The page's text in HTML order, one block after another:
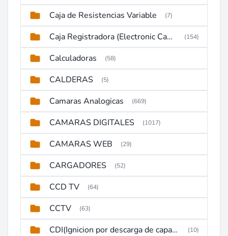
Caja de Resistencias Variable (7)
Caja Registradora (Electronic Cash Register) (154)
Calculadoras (58)
CALDERAS (5)
Camaras Analogicas (669)
CAMARAS DIGITALES (1017)
CAMARAS WEB (29)
CARGADORES (52)
CCD TV (64)
CCTV (63)
CDI(Ignicion por descarga de capacitor) (10)